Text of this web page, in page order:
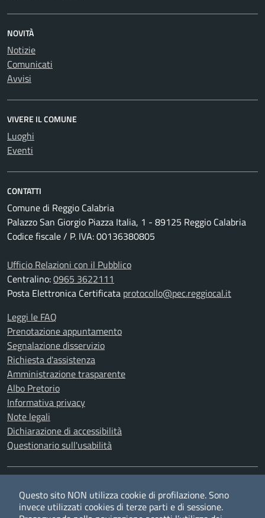
NOVITÀ
Notizie
Comunicati
Avvisi
VIVERE IL COMUNE
Luoghi
Eventi
CONTATTI
Comune di Reggio Calabria
Palazzo San Giorgio Piazza Italia, 1 - 89125 Reggio Calabria
Codice fiscale / P. IVA: 00136380805
Ufficio Relazioni con il Pubblico
Centralino:0965 3622111
Posta Elettronica Certificata protocollo@pec.reggiocal.it
Leggi le FAQ
Prenotazione appuntamento
Segnalazione disservizio
Richiesta d'assistenza
Amministrazione trasparente
Albo Pretorio
Informativa privacy
Note legali
Dichiarazione di accessibilità
Questionario sull'usabilità
TwitterFacebookYouTubeRSS
Questo sito NON utilizza cookie di profilazione. Sono
invece utilizzati cookies di terze parti e di sessione.